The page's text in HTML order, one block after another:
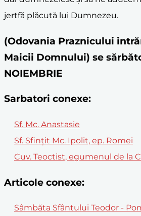
jertfă plăcută lui Dumnezeu.
(Odovania Praznicului
Maicii Domnului) se
NOIEMBRIE
Sarbatori conexe:
Sf. Mc. Anastasie
Sf. Sfințit Mc. Ipolit, ep. Romei
Cuv. Teoctist, egumenul de la
Articole conexe:
Sâmbăta Sfântului Teodor -